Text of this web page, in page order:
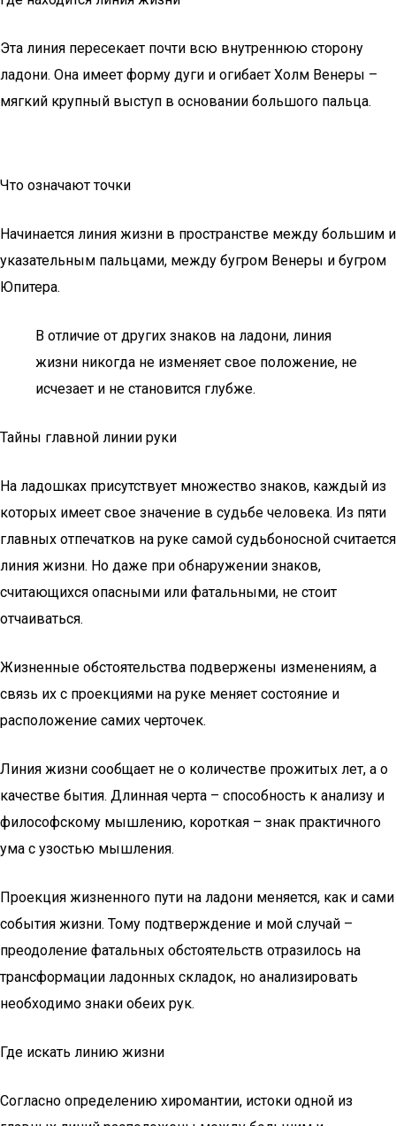
Эта линия пересекает почти всю внутреннюю сторону
ладони. Она имеет форму дуги и огибает Холм Венеры –
мягкий крупный выступ в основании большого пальца.
Что означают точки
Начинается линия жизни в пространстве между большим и
указательным пальцами, между бугром Венеры и бугром
Юпитера.
В отличие от других знаков на ладони, линия
жизни никогда не изменяет свое положение, не
исчезает и не становится глубже.
Тайны главной линии руки
На ладошках присутствует множество знаков, каждый из
которых имеет свое значение в судьбе человека. Из пяти
главных отпечатков на руке самой судьбоносной считается
линия жизни. Но даже при обнаружении знаков,
считающихся опасными или фатальными, не стоит
отчаиваться.
Жизненные обстоятельства подвержены изменениям, а
связь их с проекциями на руке меняет состояние и
расположение самих черточек.
Линия жизни сообщает не о количестве прожитых лет, а о
качестве бытия. Длинная черта – способность к анализу и
философскому мышлению, короткая – знак практичного
ума с узостью мышления.
Проекция жизненного пути на ладони меняется, как и сами
события жизни. Тому подтверждение и мой случай –
преодоление фатальных обстоятельств отразилось на
трансформации ладонных складок, но анализировать
необходимо знаки обеих рук.
Где искать линию жизни
Согласно определению хиромантии, истоки одной из